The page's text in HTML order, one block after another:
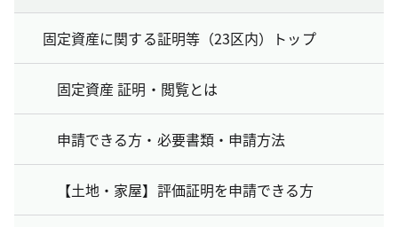
固定資産に関する証明等（23区内）トップ
固定資産 証明・閲覧とは
申請できる方・必要書類・申請方法
【土地・家屋】評価証明を申請できる方